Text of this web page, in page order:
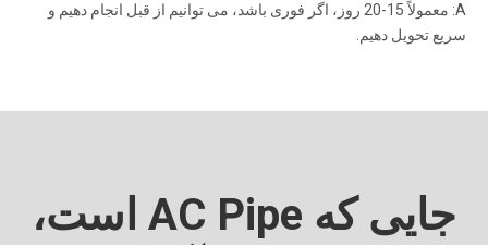
A: معمولاً 15-20 روز، اگر فوری باشد، می توانیم از قبل انجام دهیم و
سریع تحویل دهیم.
جایی که AC Pipe است،